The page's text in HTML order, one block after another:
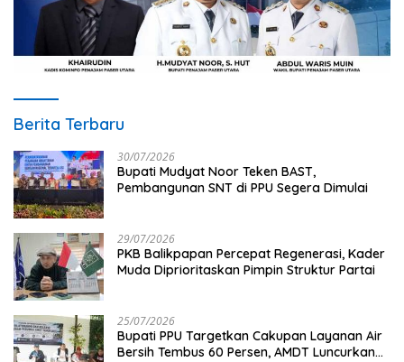
Berita Terbaru
30/07/2026
Bupati Mudyat Noor Teken BAST,
Pembangunan SNT di PPU Segera Dimulai
29/07/2026
PKB Balikpapan Percepat Regenerasi, Kader
Muda Diprioritaskan Pimpin Struktur Partai
25/07/2026
Bupati PPU Targetkan Cakupan Layanan Air
Bersih Tembus 60 Persen, AMDT Luncurkan